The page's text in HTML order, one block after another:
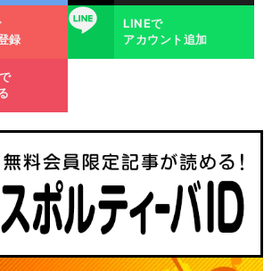
録
LINE
LINEで
アカウント追加